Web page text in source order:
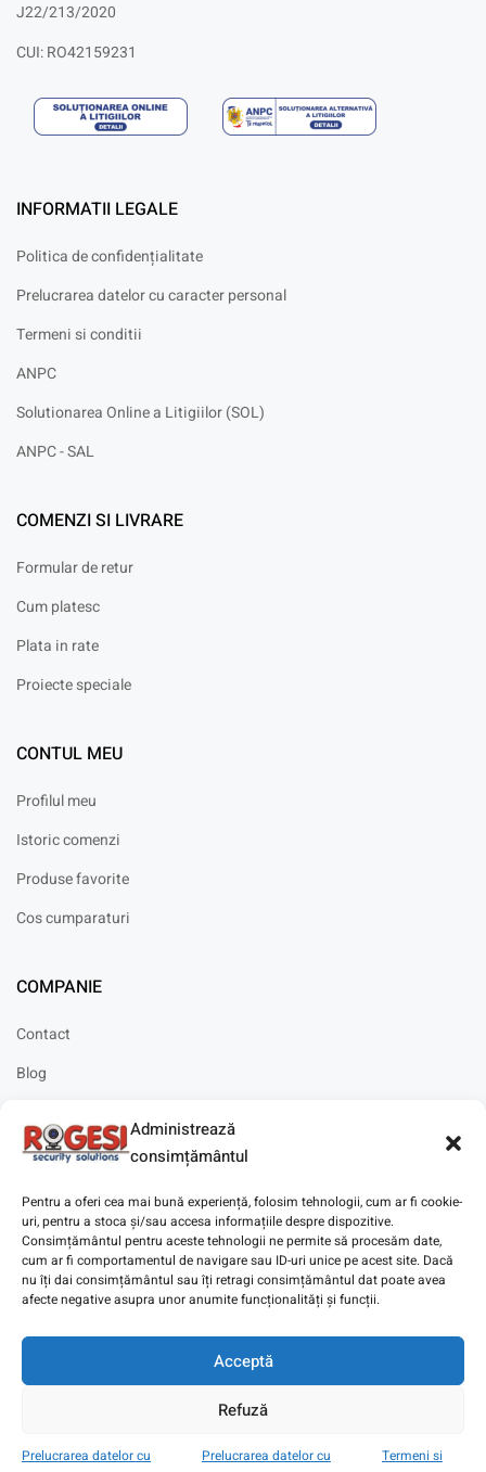
Administrează
consimțământul
Pentru a oferi cea mai bună experiență, folosim tehnologii, cum ar fi cookie-
uri, pentru a stoca și/sau accesa informațiile despre dispozitive.
Consimțământul pentru aceste tehnologii ne permite să procesăm date,
cum ar fi comportamentul de navigare sau ID-uri unice pe acest site. Dacă
nu îți dai consimțământul sau îți retragi consimțământul dat poate avea
afecte negative asupra unor anumite funcționalități și funcții.
Acceptă
Refuză
Prelucrarea datelor cu
Prelucrarea datelor cu
Termeni si
J22/213/2020
CUI: RO42159231
INFORMATII LEGALE
Politica de confidențialitate
Prelucrarea datelor cu caracter personal
Termeni si conditii
ANPC
Solutionarea Online a Litigiilor (SOL)
ANPC - SAL
COMENZI SI LIVRARE
Formular de retur
Cum platesc
Plata in rate
Proiecte speciale
CONTUL MEU
Profilul meu
Istoric comenzi
Produse favorite
Cos cumparaturi
COMPANIE
Contact
Blog
Solicitare instalare
Copyright © 2025Digitaz.